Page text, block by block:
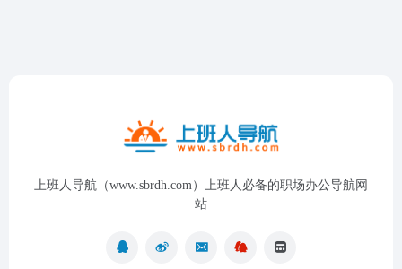
上班人导航（www.sbrdh.com）上班人必备的职场办公导航网
站